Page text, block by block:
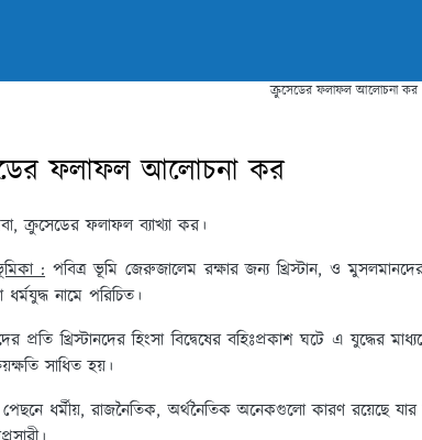
ক্রুসেডের ফলাফল আলোচনা কর
ফলাফল আলোচনা কর
ক্রুসেডের ফলাফল ব্যাখ্যা কর।
: পবিত্র ভূমি জেরুজালেম রক্ষার জন্য খ্রিস্টান, ও
নামে পরিচিত।
প্রতি খ্রিস্টানদের হিংসা বিদ্বেষের বহিঃপ্রকাশ ঘটে এ যুদ্ধের
সাধিত হয়।
ধর্মীয়, রাজনৈতিক, অর্থনৈতিক অনেকগুলো কারণ রয়েছে